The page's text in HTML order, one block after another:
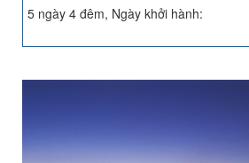
5 ngày 4 đêm, Ngày khởi hành: